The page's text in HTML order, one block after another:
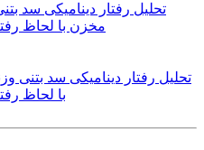
تحلیل رفتار دینامیکی سد بتنی
با لحاظ